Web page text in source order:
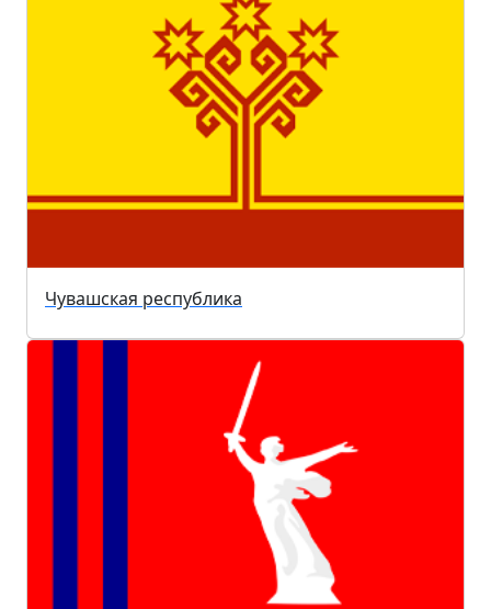
Чувашская республика